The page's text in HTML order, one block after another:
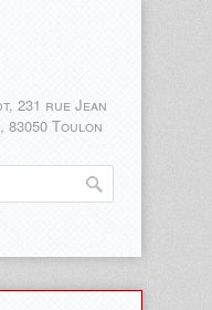
231 rue Jean
83050 Toulon